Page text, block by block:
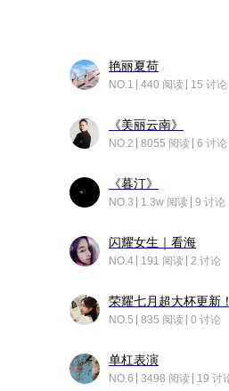
艳丽夏荷
NO.1 440 阅读 15 讨论
《美丽云南》
NO.2 8055 阅读 6 讨论
《暮汀》
NO.3 1.3w 阅读 9 讨论
闪耀女生｜看海
NO.4 191 阅读 2 讨论
NO.5 835 阅读 0 讨论
单杠表演
NO.6 3498 阅读 19 讨